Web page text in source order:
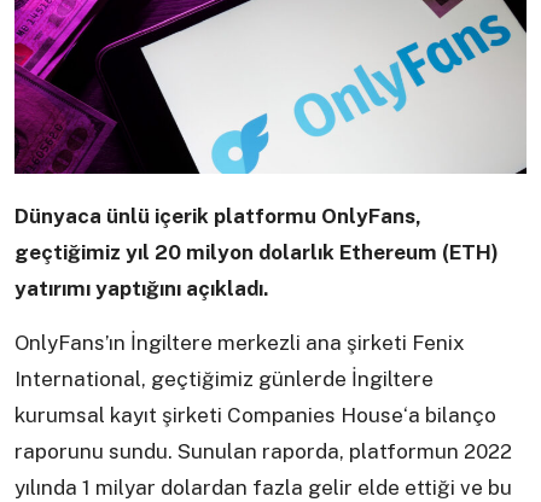
Dünyaca ünlü içerik platformu OnlyFans,
geçtiğimiz yıl 20 milyon dolarlık Ethereum (ETH)
yatırımı yaptığını açıkladı.
OnlyFans’ın İngiltere merkezli ana şirketi Fenix
International, geçtiğimiz günlerde İngiltere
kurumsal kayıt şirketi Companies House‘a bilanço
raporunu sundu. Sunulan raporda, platformun 2022
yılında 1 milyar dolardan fazla gelir elde ettiği ve bu